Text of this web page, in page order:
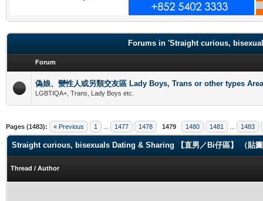
Forums in 'Straight curious,
Forum
偽娘、變性人或另類交友區 Lady Boys, Trans or other types
LGBTIQA+, Trans, Lady Boys etc.
Pages (1483): « Previous 1 1477 1478 1479 1480 1481 1483
Straight curious, bisexuals Dating & Sharing 【直男／Bi仔區】 （貼
Thread / Author